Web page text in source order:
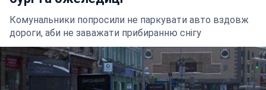
Комунальники попросили не паркувати авто вздовж
дороги, аби не заважати прибиранню снігу